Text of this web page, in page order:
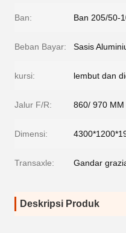
Ban: Ban 205/50-
Beban Bayar: Sasis
kursi: lembut dan
Jalur F/R: 860/ 970 MM
Dimensi:
Transaxle: Gandar
Deskripsi Produk